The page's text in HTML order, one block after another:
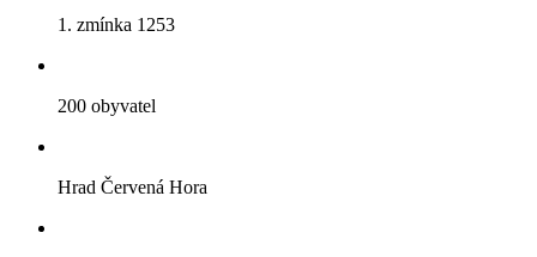
1. zmínka 1253
200 obyvatel
Hrad Červená Hora